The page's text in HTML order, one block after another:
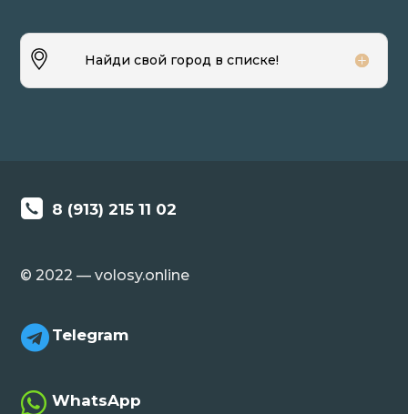
Найди свой город в списке!
8 (913) 215 11 02
© 2022 — volosy.online
 Telegram
 WhatsApp